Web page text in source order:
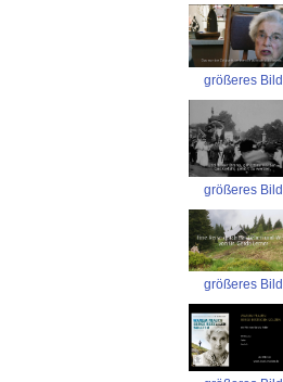
größeres Bild
größeres Bild
größeres Bild